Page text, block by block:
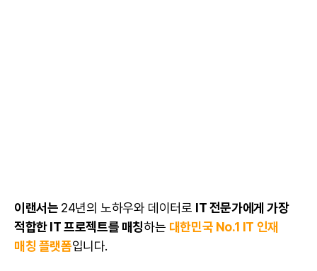
이랜서는 24년의 노하우와 데이터로 IT 전문가에게 가장
적합한 IT 프로젝트를 매칭하는 대한민국 No.1 IT 인재
매칭 플랫폼입니다.